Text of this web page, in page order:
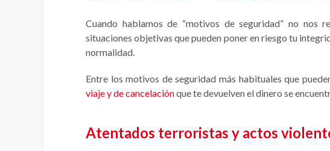
Cuando hablamos de “motivos de seguridad” no nos
situaciones objetivas que pueden poner en riesgo tu
normalidad.
Entre los motivos de seguridad más habituales que
viaje y de cancelaciónque te devuelven el dinero se
Atentados terroristas y actos